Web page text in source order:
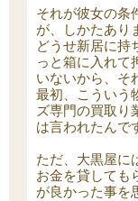
それが彼女の条
が、しかたあり
どうせ新居に持
っと箱に入れて
いないから、そ
最初、こういう
ズ専門の買取り
は言われたんで
ただ、大黒屋に
お金を貸しても
が良かった事を